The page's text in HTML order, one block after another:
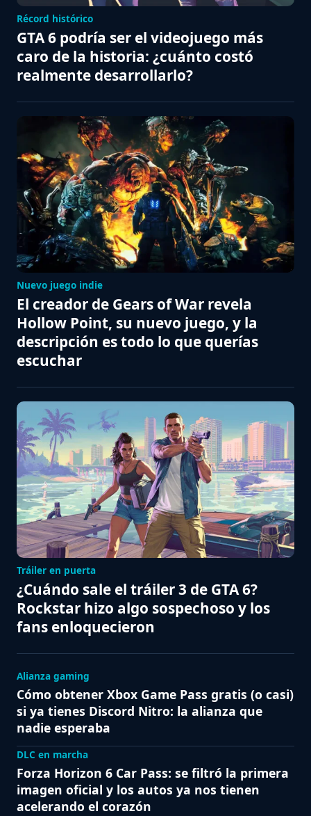
Récord histórico
GTA 6 podría ser el videojuego más
caro de la historia: ¿cuánto costó
realmente desarrollarlo?
Nuevo juego indie
El creador de Gears of War revela
Hollow Point, su nuevo juego, y la
descripción es todo lo que querías
escuchar
Tráiler en puerta
¿Cuándo sale el tráiler 3 de GTA 6?
Rockstar hizo algo sospechoso y los
fans enloquecieron
Alianza gaming
Cómo obtener Xbox Game Pass gratis (o casi)
si ya tienes Discord Nitro: la alianza que
nadie esperaba
DLC en marcha
Forza Horizon 6 Car Pass: se filtró la primera
imagen oficial y los autos ya nos tienen
acelerando el corazón